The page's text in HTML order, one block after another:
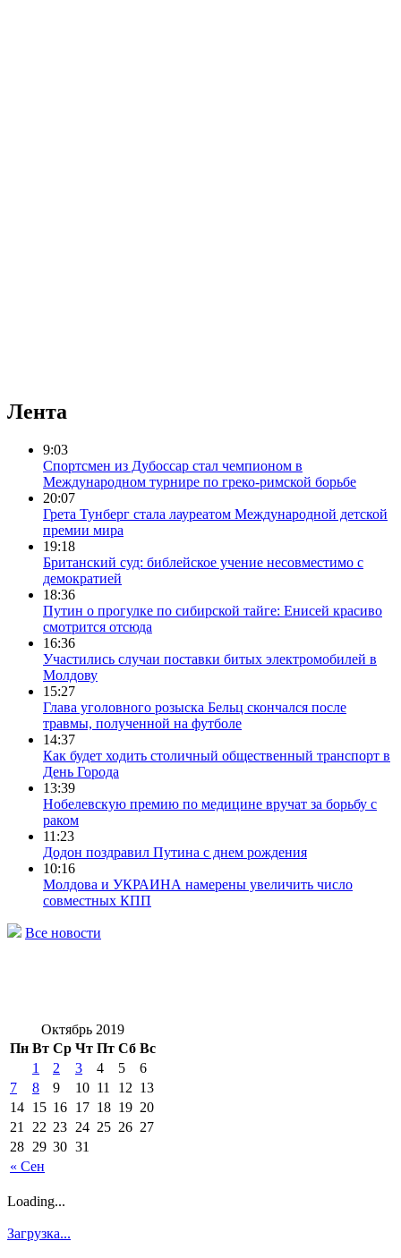
Лента
9:03
Спортсмен из Дубоссар стал чемпионом в
Международном турнире по греко-римской борьбе
20:07
Грета Тунберг стала лауреатом Международной детской
премии мира
19:18
Британский суд: библейское учение несовместимо с
демократией
18:36
Путин о прогулке по сибирской тайге: Енисей красиво
смотрится отсюда
16:36
Участились случаи поставки битых электромобилей в
Молдову
15:27
Глава уголовного розыска Бельц скончался после
травмы, полученной на футболе
14:37
Как будет ходить столичный общественный транспорт в
День Города
13:39
Нобелевскую премию по медицине вручат за борьбу с
раком
11:23
Додон поздравил Путина с днем рождения
10:16
Молдова и УКРАИНА намерены увеличить число
совместных КПП
Все новости
Октябрь 2019
Пн Вт Ср Чт Пт Сб Вс
« Сен
1 2 3 4 5
6
7
8 9 10 11 12 13
14 15 16 17 18 19 20
21
22 23 24 25 26 27
28 29 30 31
Loading...
Загрузка...